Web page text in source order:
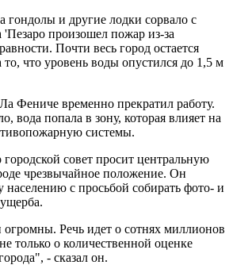
гондолы и другие лодки сорвало с
произошел пожар из-за
Почти весь город остается
то, что уровень воды опустился до 1,5 м
Фениче временно прекратил работу.
вода попала в зону, которая влияет на
системы.
совет просит центральную
чрезвычайное положение. Он
населению с просьбой собирать фото- и
Речь идет о сотнях миллионов
только о количественной оценке
- сказал он.